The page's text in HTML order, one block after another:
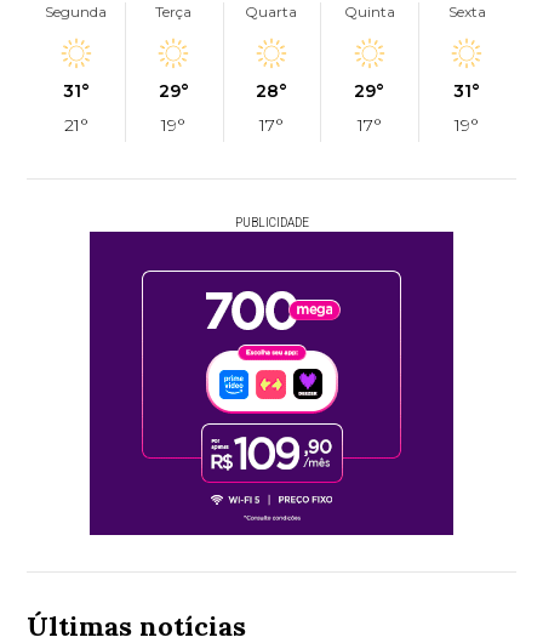
Segunda
31°
21°
Terça
29°
19°
Quarta
28°
17°
Quinta
29°
17°
Sexta
31°
19°
PUBLICIDADE
Últimas notícias